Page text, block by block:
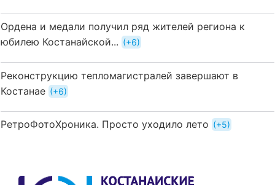
Ордена и медали получил ряд жителей региона к
юбилею Костанайской...
+6
Реконструкцию тепломагистралей завершают в
Костанае
+6
РетроФотоХроника. Просто уходило лето +5